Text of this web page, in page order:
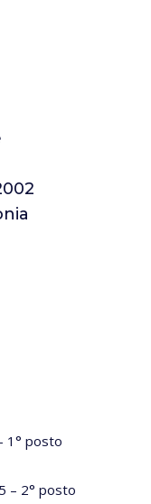
1° posto
– 2° posto